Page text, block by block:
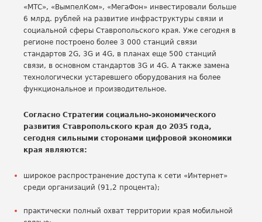
«МТС», «ВымпелКом», «МегаФон» инвестировали больше
6 млрд. рублей на развитие инфраструктуры связи и
социальной сферы Ставропольского края. Уже сегодня в
регионе построено более 3 000 станций связи
стандартов 2G, 3G и 4G, в планах еще 500 станций
связи, в основном стандартов 3G и 4G. А также замена
технологически устаревшего оборудования на более
функциональное и производительное.
Согласно Стратегии социально-экономического
развития Ставропольского края до 2035 года,
сегодня сильными сторонами цифровой экономики
края являются:
широкое распространение доступа к сети «Интернет»
среди организаций (91,2 процента);
практически полный охват территории края мобильной